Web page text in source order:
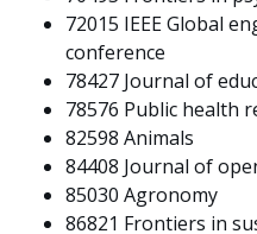
72015 IEEE Global
conference
78427 Journal of
78576 Public health
82598 Animals
84408 Journal of
85030 Agronomy
86821 Frontiers in